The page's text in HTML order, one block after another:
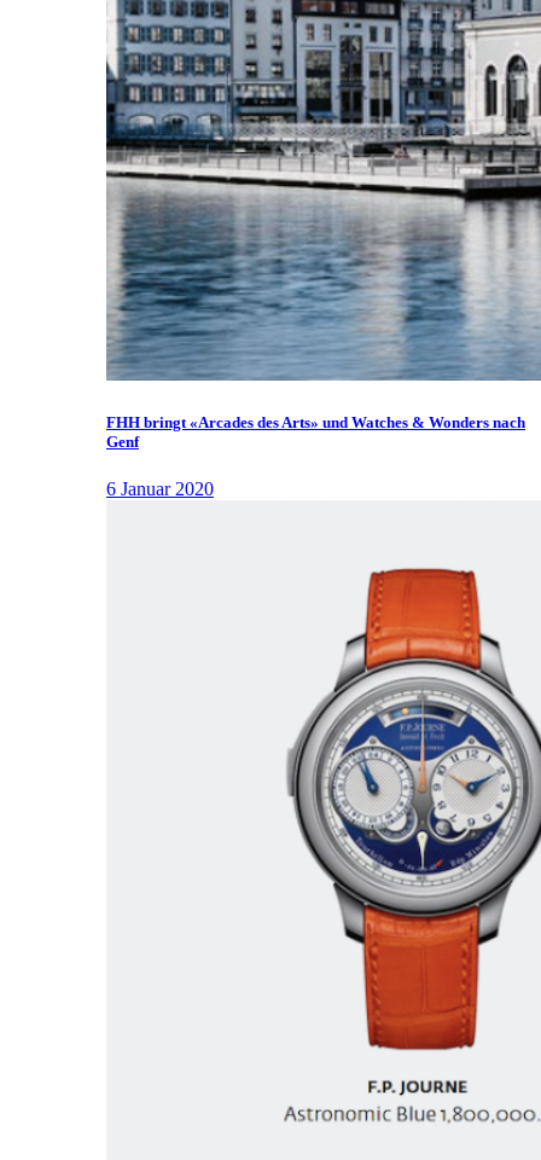
FHH bringt «Arcades des Arts» und Watches & Wonders nach
Genf
6 Januar 2020